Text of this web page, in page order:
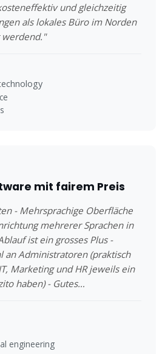
und gleichzeitig
als lokales Büro im Norden
werdend."
mit fairem Preis
- Mehrsprachige Oberfläche
mehrerer Sprachen in
ist ein grosses Plus -
an Administratoren (praktisch
Marketing und HR jeweils ein
haben) - Gutes
im
engineering